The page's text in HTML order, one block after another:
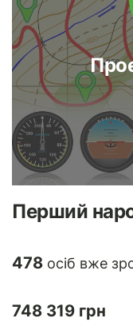
Перший
478 осіб вже
748 319 грн